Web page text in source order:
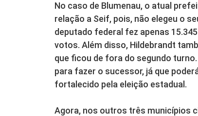
No caso de Blumenau, o atual
relação a Seif, pois, não elegeu o
deputado federal fez apenas
votos. Além disso, Hildebrandt
que ficou de fora do segundo
para fazer o sucessor, já que
fortalecido pela eleição estadual.
Agora, nos outros três municípios